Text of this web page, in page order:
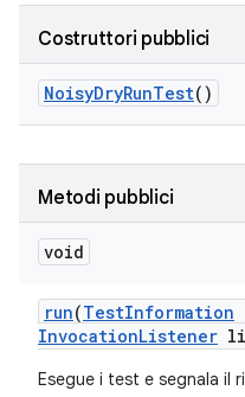
Costruttori pubblici
NoisyDryRunTest()
Metodi pubblici
void
run(TestInformation
InvocationListener
Esegue i test e segnala il